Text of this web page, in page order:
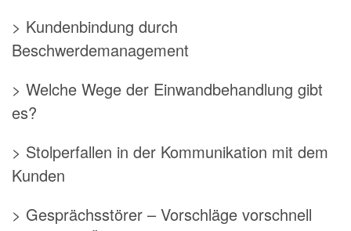
> Kundenbindung durch
Beschwerdemanagement
> Welche Wege der Einwandbehandlung gibt
es?
> Stolperfallen in der Kommunikation mit dem
Kunden
> Gesprächsstörer – Vorschläge vorschnell